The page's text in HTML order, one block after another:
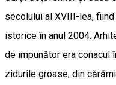
secolului al XVIII-lea,
istorice în anul 2004.
de impunător era conacul
zidurile groase, din